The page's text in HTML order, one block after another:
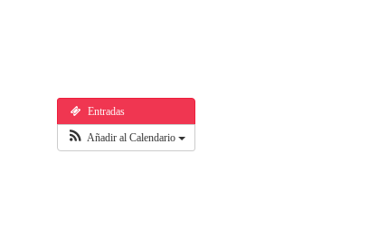
Entradas
Añadir al Calendario